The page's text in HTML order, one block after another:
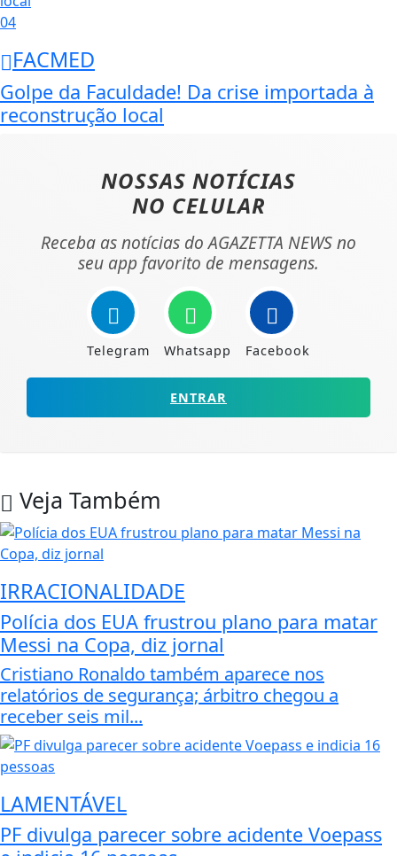
04
FACMED
Golpe da Faculdade! Da crise importada à
reconstrução local
NOSSAS NOTÍCIAS
NO CELULAR
Receba as notícias do AGAZETTA NEWS no
seu app favorito de mensagens.
Telegram Whatsapp Facebook
ENTRAR
Veja Também
IRRACIONALIDADE
Polícia dos EUA frustrou plano para matar
Messi na Copa, diz jornal
Cristiano Ronaldo também aparece nos
relatórios de segurança; árbitro chegou a
receber seis mil...
LAMENTÁVEL
PF divulga parecer sobre acidente Voepass